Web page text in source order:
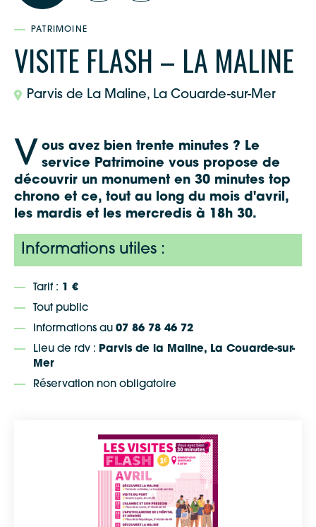
PATRIMOINE
VISITE FLASH – LA MALINE
Parvis de La Maline, La Couarde-sur-Mer
V ous avez bien trente minutes ? Le
service Patrimoine vous propose de
découvrir un monument en 30 minutes top
chrono et ce, tout au long du mois d'avril,
les mardis et les mercredis à 18h 30.
Informations utiles :
Tarif : 1 €
Tout public
Informations au 07 86 78 46 72
Lieu de rdv : Parvis de la Maline, La Couarde-sur-
Mer
Réservation non obligatoire